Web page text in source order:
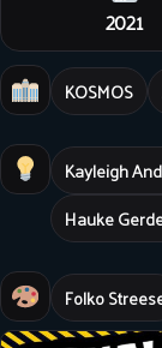
2021
KOSMOS
Kayleigh
Hauke
Folko